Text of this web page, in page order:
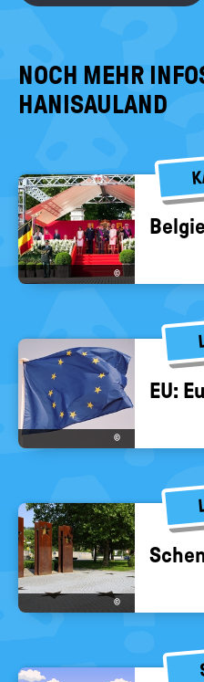
NOCH MEHR
HANISAULAND
©
©
EU:
©